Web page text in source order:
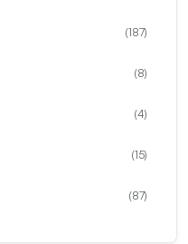
(187)
(8)
(4)
(15)
(87)